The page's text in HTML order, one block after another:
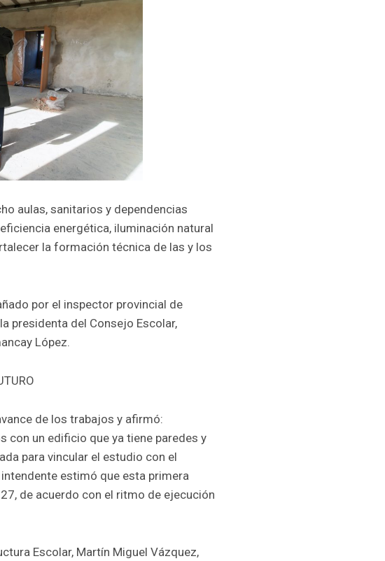
aulas, sanitarios y dependencias
energética, iluminación natural
la formación técnica de las y los
por el inspector provincial de
presidenta del Consejo Escolar,
López.
de los trabajos y afirmó:
con un edificio que ya tiene paredes y
para vincular el estudio con el
estimó que esta primera
de acuerdo con el ritmo de ejecución
Escolar, Martín Miguel Vázquez,